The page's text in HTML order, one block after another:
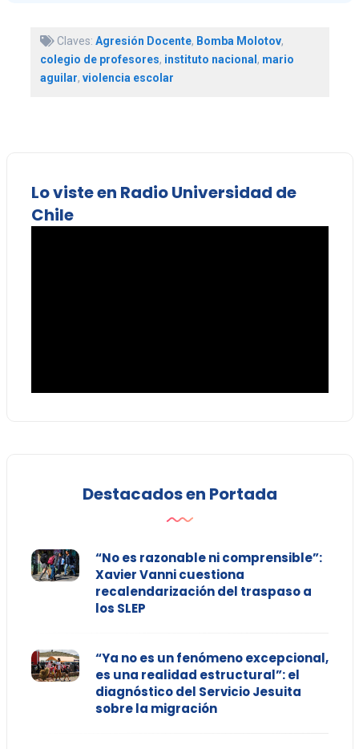
Claves: Agresión Docente, Bomba Molotov,
colegio de profesores, instituto nacional, mario
aguilar, violencia escolar
Lo viste en Radio Universidad de
Chile
Destacados en Portada
“No es razonable ni comprensible”:
Xavier Vanni cuestiona
recalendarización del traspaso a
los SLEP
“Ya no es un fenómeno excepcional,
es una realidad estructural”: el
diagnóstico del Servicio Jesuita
sobre la migración